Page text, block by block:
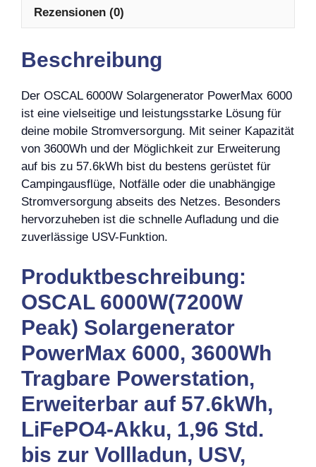
Rezensionen (0)
Beschreibung
Der OSCAL 6000W Solargenerator PowerMax 6000
ist eine vielseitige und leistungsstarke Lösung für
deine mobile Stromversorgung. Mit seiner Kapazität
von 3600Wh und der Möglichkeit zur Erweiterung
auf bis zu 57.6kWh bist du bestens gerüstet für
Campingausflüge, Notfälle oder die unabhängige
Stromversorgung abseits des Netzes. Besonders
hervorzuheben ist die schnelle Aufladung und die
zuverlässige USV-Funktion.
Produktbeschreibung:
OSCAL 6000W(7200W
Peak) Solargenerator
PowerMax 6000, 3600Wh
Tragbare Powerstation,
Erweiterbar auf 57.6kWh,
LiFePO4-Akku, 1,96 Std.
bis zur Vollladun, USV,